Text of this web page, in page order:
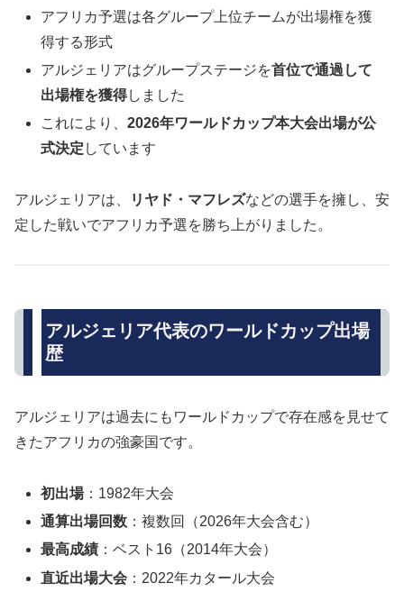
アフリカ予選は各グループ上位チームが出場権を獲
得する形式
アルジェリアはグループステージを首位で通過して
出場権を獲得しました
これにより、2026年ワールドカップ本大会出場が公
式決定 しています
アルジェリアは、 リヤド・マフレズなどの選手を擁し、安
定した戦いでアフリカ予選を勝ち上がりました。
アルジェリア代表のワールドカップ出場
歴
アルジェリアは過去にもワールドカップで存在感を見せて
きたアフリカの強豪国です。
初出場：1982年大会
通算出場回数 ：複数回（2026年大会含む）
最高成績 ：ベスト16（2014年大会）
直近出場大会 ：2022年カタール大会